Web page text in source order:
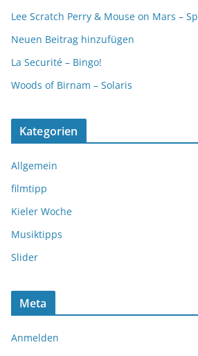
Lee Scratch Perry & Mouse on Mars –
Neuen Beitrag hinzufügen
La Securité – Bingo!
Woods of Birnam – Solaris
Kategorien
Allgemein
filmtipp
Kieler Woche
Musiktipps
Slider
Meta
Anmelden